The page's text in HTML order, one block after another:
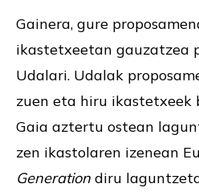
Gainera, gure
ikastetxeetan gauzatzea
Udalari. Udalak
zuen eta hiru ikastetxeek
Gaia aztertu ostean
zen ikastolaren izenean
Generation diru